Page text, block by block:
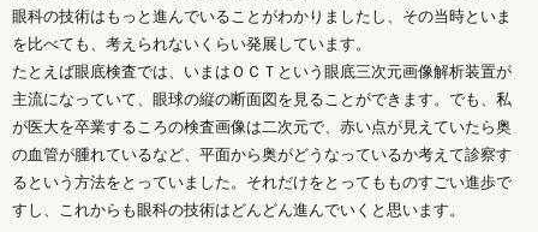
眼科の技術はもっと進んでいることがわかりましたし、その当時といま
を比べても、考えられないくらい発展しています。
たとえば眼底検査では、いまはＯＣＴという眼底三次元画像解析装置が
主流になっていて、眼球の縦の断面図を見ることができます。でも、私
が医大を卒業するころの検査画像は二次元で、赤い点が見えていたら奥
の血管が腫れているなど、平面から奥がどうなっているか考えて診察す
るという方法をとっていました。それだけをとってもものすごい進歩で
すし、これからも眼科の技術はどんどん進んでいくと思います。